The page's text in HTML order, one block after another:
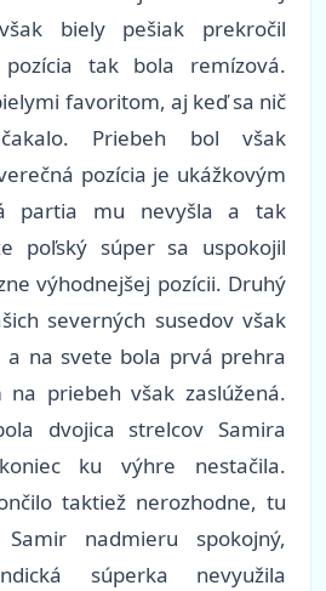
biely pešiak prekročil
tak bola remízová.
favoritom, aj keď sa nič
Priebeh bol však
pozícia je ukážkovým
partia mu nevyšla a tak
poľský súper sa uspokojil
výhodnejšej pozícii. Druhý
severných susedov však
na svete bola prvá prehra
na priebeh však zaslúžená.
dvojica strelcov Samira
ku výhre nestačila.
taktiež nerozhodne, tu
nadmieru spokojný,
súperka nevyužila